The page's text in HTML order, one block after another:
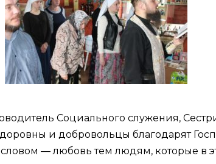
Социального служения,
и добровольцы благодарят
— любовь тем людям, которые в